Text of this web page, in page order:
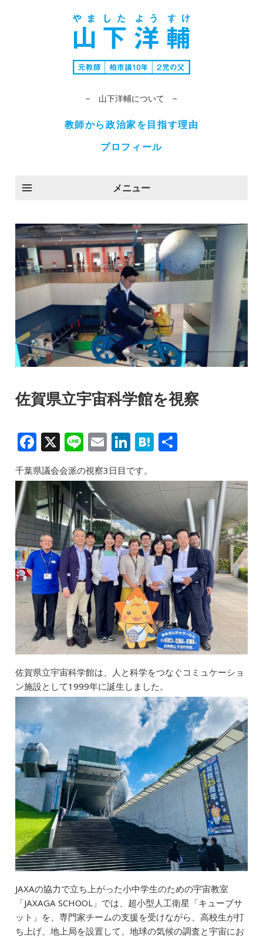
− 山下洋輔について −
教師から政治家を目指す理由
プロフィール
メニュー
佐賀県立宇宙科学館を視察
F
a
c
e
b
o
o
k
X Li
n
e
E
m
ai
l
Li
n
k
e
dI
n
H
e
n
a
千葉県議会会派の視察3日目です。
佐賀県立宇宙科学館は、人と科学をつなぐコミュケーショ
ン施設として1999年に誕生しました。
JAXAの協力で立ち上がった小中学生のための宇宙教室
「JAXAGA SCHOOL」では、超小型人工衛星「キューブサ
ット」を、専門家チームの支援を受けながら、高校生が打
ち上げ、地上局を設置して、地球の気候の調査と宇宙にお